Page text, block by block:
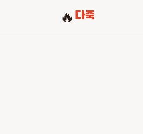
🔥 다죽